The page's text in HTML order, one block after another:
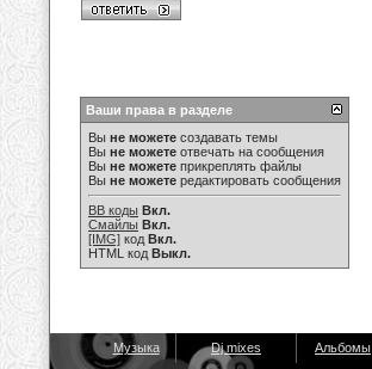
Ваши права в разделе
Вы не можете создавать темы
Вы не можете отвечать на сообщения
Вы не можете прикреплять файлы
Вы не можете редактировать сообщения
BB коды Вкл.
Смайлы Вкл.
[IMG] код Вкл.
HTML код Выкл.
Музыка Dj mixes Альбомы